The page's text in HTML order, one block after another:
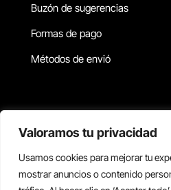
Valoramos tu privacidad
Usamos cookies para mejorar tu
mostrar anuncios o contenido
Buzón de sugerencias
Formas de pago
Métodos de envió
Copyright © 2026 Reisix. Todos